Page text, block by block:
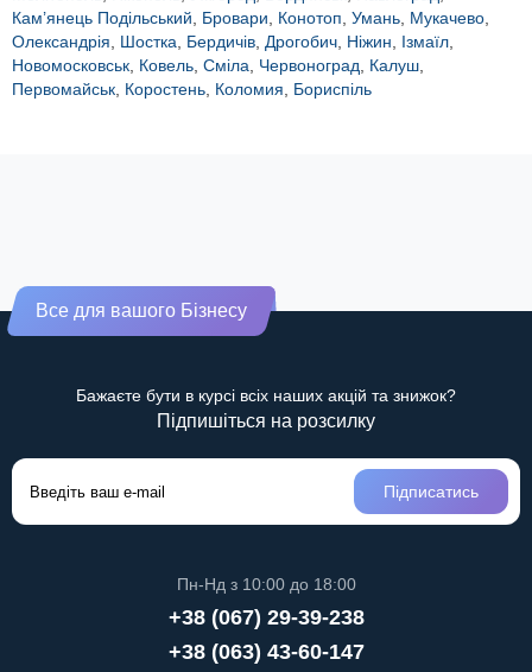
Кам’янець Подільський
Бровари Конотоп Умань Мукачево
Олександрія
Шостка Бердичів Дрогобич Ніжин Ізмаїл
Новомосковськ Ковель Сміла Червоноград Калуш
Первомайськ Коростень Коломия Бориспіль
Все для вашого Бізнесу
Бажаєте бути в курсі всіх наших акцій та знижок?
Підпишіться на розсилку
Підписатись
Пн-Нд з 10:00 до 18:00
+38 (067) 29-39-238
+38 (063) 43-60-147